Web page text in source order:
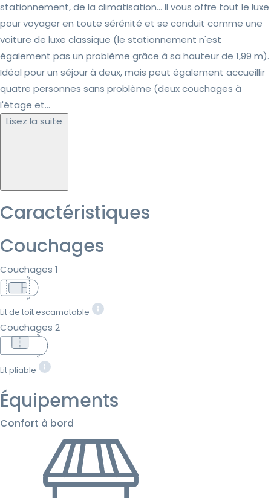
stationnement, de la climatisation... Il vous offre tout le luxe
pour voyager en toute sérénité et se conduit comme une
voiture de luxe classique (le stationnement n'est
également pas un problème grâce à sa hauteur de 1,99 m).
Idéal pour un séjour à deux, mais peut également accueillir
quatre personnes sans problème (deux couchages à
l'étage et...
Lisez la suite
Caractéristiques
Couchages
Couchages 1
Lit de toit escamotable
Couchages 2
Lit pliable
Équipements
Confort à bord